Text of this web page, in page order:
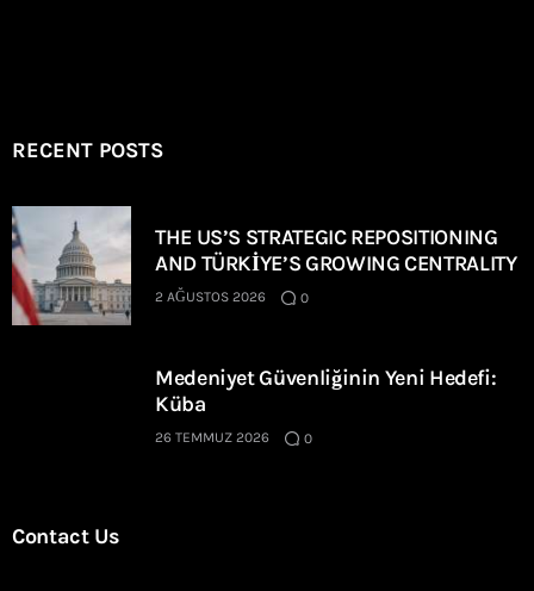
RECENT POSTS
THE US’S STRATEGIC REPOSITIONING
AND TÜRKİYE’S GROWING CENTRALITY
2 AĞUSTOS 2026 0
Medeniyet Güvenliğinin Yeni Hedefi:
Küba
26 TEMMUZ 2026 0
Contact Us